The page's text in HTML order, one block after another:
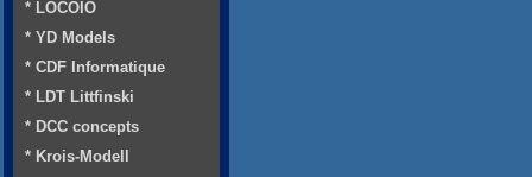
* LOCOIO
* YD Models
* CDF Informatique
* LDT Littfinski
* DCC concepts
* Krois-Modell